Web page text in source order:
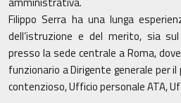
Filippo Serra ha una lunga
dell’istruzione e del merito, sia
presso la sede centrale a Roma,
funzionario a Dirigente generale per
contenzioso, Ufficio personale ATA,